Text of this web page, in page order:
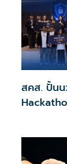
สคส. ปั้นน